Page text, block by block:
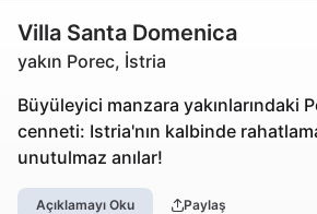
Villa Santa Domenica
yakın Porec, İstria
Büyüleyici manzara yakınlarındaki
cenneti: Istria'nın kalbinde
unutulmaz anılar!
Açıklamayı Oku Paylaş